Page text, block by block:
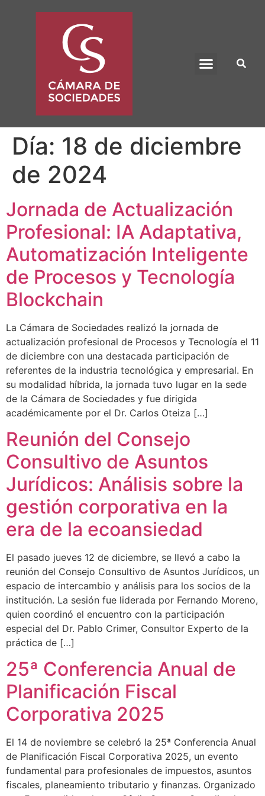
Día: 18 de diciembre
de 2024
Jornada de Actualización
Profesional: IA Adaptativa,
Automatización Inteligente
de Procesos y Tecnología
Blockchain
La Cámara de Sociedades realizó la jornada de
actualización profesional de Procesos y Tecnología el 11
de diciembre con una destacada participación de
referentes de la industria tecnológica y empresarial. En
su modalidad híbrida, la jornada tuvo lugar en la sede
de la Cámara de Sociedades y fue dirigida
académicamente por el Dr. Carlos Oteiza […]
Reunión del Consejo
Consultivo de Asuntos
Jurídicos: Análisis sobre la
gestión corporativa en la
era de la ecoansiedad
El pasado jueves 12 de diciembre, se llevó a cabo la
reunión del Consejo Consultivo de Asuntos Jurídicos, un
espacio de intercambio y análisis para los socios de la
institución. La sesión fue liderada por Fernando Moreno,
quien coordinó el encuentro con la participación
especial del Dr. Pablo Crimer, Consultor Experto de la
práctica de […]
25ª Conferencia Anual de
Planificación Fiscal
Corporativa 2025
El 14 de noviembre se celebró la 25ª Conferencia Anual
de Planificación Fiscal Corporativa 2025, un evento
fundamental para profesionales de impuestos, asuntos
fiscales, planeamiento tributario y finanzas. Organizado